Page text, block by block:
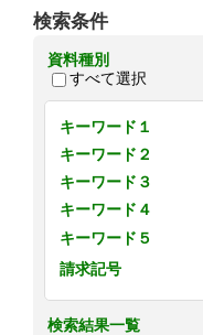
検索条件
資料種別
すべて選択
キーワード１
キーワード２
キーワード３
キーワード４
キーワード５
請求記号
検索結果一覧